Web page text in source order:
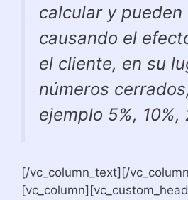
calcular y
causando el
el cliente, en su
números
ejemplo 5%, 10%,
[/vc_column_text][/